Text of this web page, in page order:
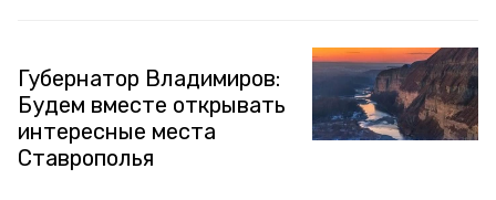
Губернатор Владимиров:
Будем вместе открывать
интересные места
Ставрополья